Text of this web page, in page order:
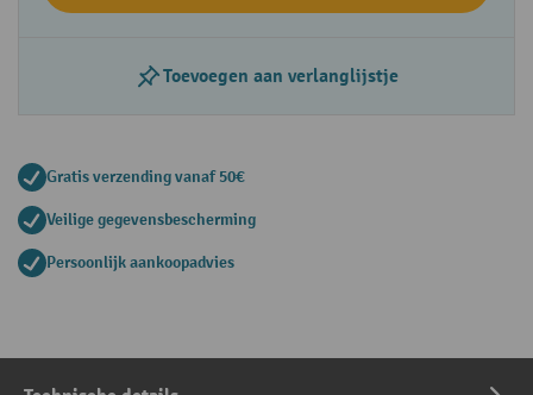
Toevoegen aan verlanglijstje
Gratis verzending vanaf 50€
Veilige gegevensbescherming
Persoonlijk aankoopadvies